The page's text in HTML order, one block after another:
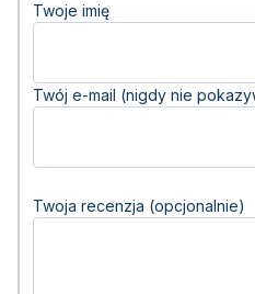
Twoje imię
Twój e-mail (nigdy nie
Twoja recenzja (opcjonalnie)